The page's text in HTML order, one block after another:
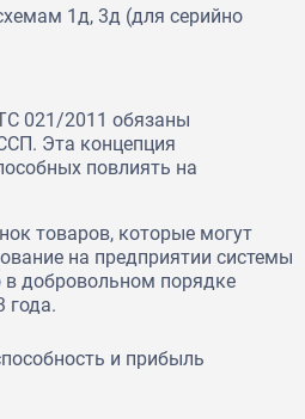
1д, 3д (для серийно
021/2011 обязаны
Эта концепция
повлиять на
товаров, которые могут
на предприятии системы
добровольном порядке
года.
и прибыль
Компания ООО «ОФА» рекомендует
сертификации MOSEAC в качестве